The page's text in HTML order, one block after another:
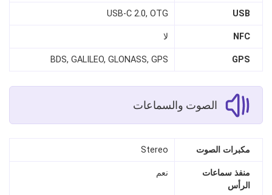
USB
USB-C 2.0, OTG
NFC لا
GPS
BDS, GALILEO, GLONASS, GPS
الصوت والسماعات
مكبرات الصوت Stereo
منفذ سماعات
الرأس
نعم